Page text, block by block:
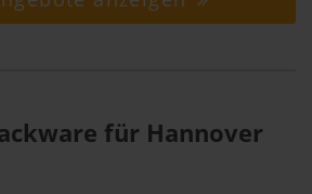
für Hannover